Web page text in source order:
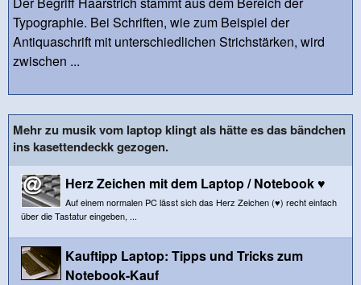
Typographie. Bei Schriften, wie zum Beispiel der
Antiquaschrift mit unterschiedlichen Strichstärken, wird
zwischen ...
Mehr zu musik vom laptop klingt als hätte es das bändchen
ins kasettendeckk gezogen.
Herz Zeichen mit dem Laptop / Notebook ♥
Auf einem normalen PC lässt sich das Herz Zeichen (♥) recht einfach
über die Tastatur eingeben, ...
Kauftipp Laptop: Tipps und Tricks zum
Notebook-Kauf